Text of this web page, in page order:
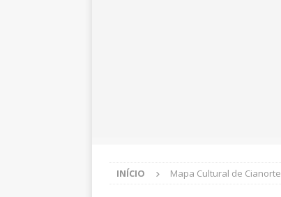
INÍCIO Mapa Cultural de Cianorte